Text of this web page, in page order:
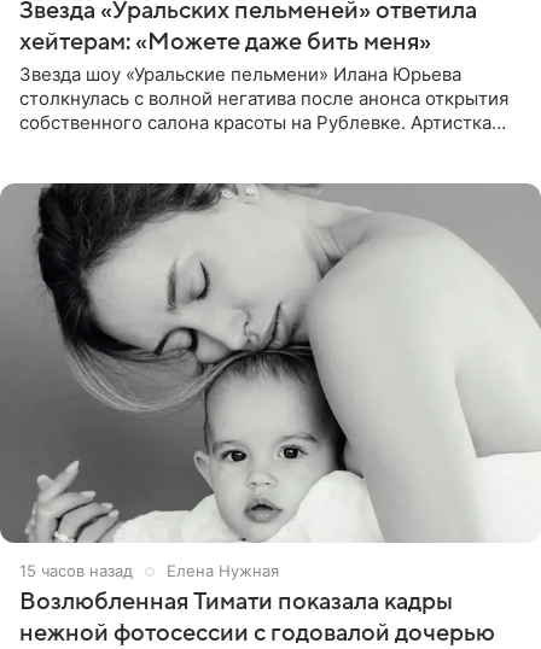
Звезда «Уральских пельменей» ответила
хейтерам: «Можете даже бить меня»
Звезда шоу «Уральские пельмени» Илана Юрьева
столкнулась с волной негатива после анонса открытия
собственного салона красоты на Рублевке. Артистка
15 часов назад Елена Нужная
Возлюбленная Тимати показала кадры
нежной фотосессии с годовалой дочерью